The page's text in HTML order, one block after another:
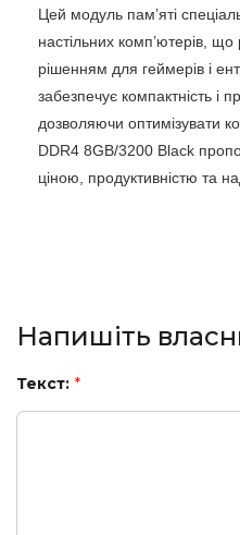
Цей модуль пам’яті
настільних комп’ютерів,
рішенням для геймерів і
забезпечує компактність і
дозволяючи оптимізувати
DDR4 8GB/3200 Black
ціною, продуктивністю та
Напишіть
Текст: *